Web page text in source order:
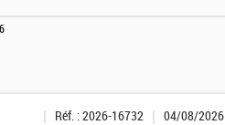
Réf. : 2026-16732 04/08/2026